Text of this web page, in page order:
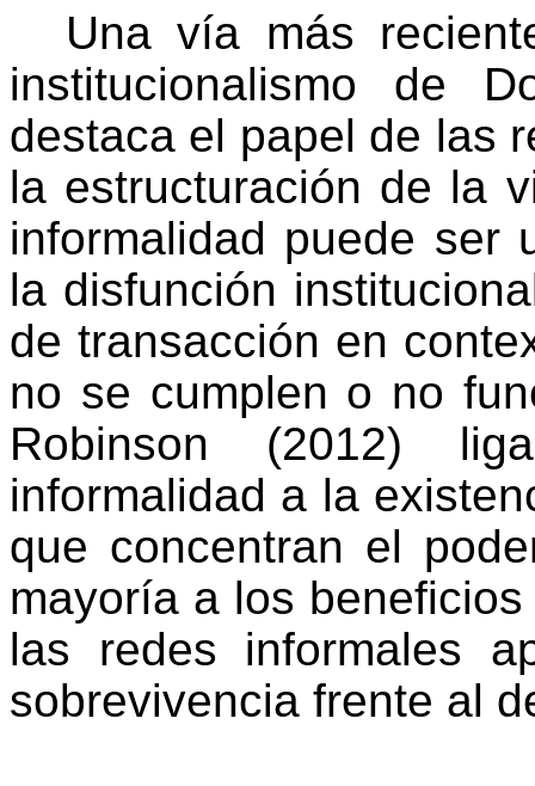
Una vía más
institucionalismo de
destaca el papel de las
la estructuración de la
informalidad puede ser
la disfunción
de transacción en
no se cumplen o no
Robinson (2012)
informalidad a la
que concentran el
mayoría a los
las redes informales
sobrevivencia frente al